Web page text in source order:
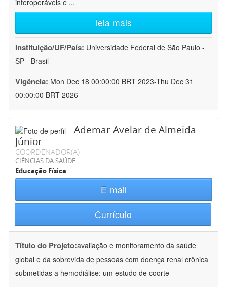
interoperáveis e ...
leia mais
Instituição/UF/País: Universidade Federal de São Paulo -
SP - Brasil
Vigência: Mon Dec 18 00:00:00 BRT 2023-Thu Dec 31
00:00:00 BRT 2026
Ademar Avelar de Almeida
Júnior
COORDENADOR(A)
CIÊNCIAS DA SAÚDE
Educação Física
E-mail
Currículo
Título do Projeto:avaliação e monitoramento da saúde
global e da sobrevida de pessoas com doença renal crônica
submetidas a hemodiálise: um estudo de coorte